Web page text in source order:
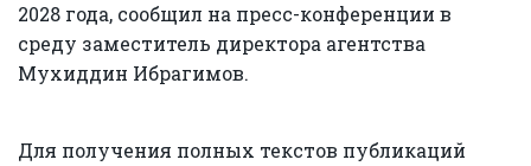
2028 года, сообщил на пресс-конференции в
среду заместитель директора агентства
Мухиддин Ибрагимов.
Для получения полных текстов публикаций